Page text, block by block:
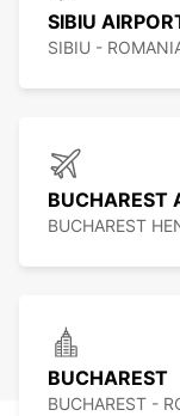
SIBIU
SIBIU -
BUCHAREST
BUCHAREST
BUCHAREST
BUCHAREST -